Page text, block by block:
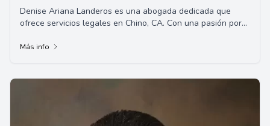
Denise Ariana Landeros es una abogada dedicada que
ofrece servicios legales en Chino, CA. Con una pasión por
Más info